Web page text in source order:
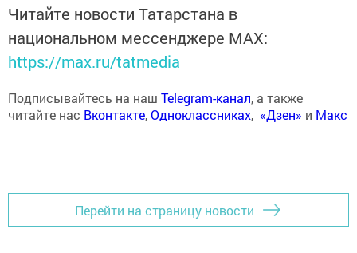
Читайте новости Татарстана в
национальном мессенджере MАХ:
https://max.ru/tatmedia
Подписывайтесь на наш Telegram-канал, а также
читайте нас Вконтакте,Одноклассниках, «Дзен» и Макс
Перейти на страницу новости